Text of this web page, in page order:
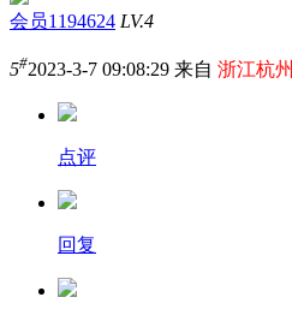
会员1194624 LV.4
5#2023-3-7 09:08:29 来自 浙江杭州
点评
回复